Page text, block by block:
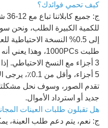
كيف تحمي فوائدك؟
ج:
للكمية الكبيرة الطلب، ونحن سوف
إلى 0.5% النسخة
طلبت 1000PCs، وهذا يعني أنه يمكنك الحصول على 100
3 أجزاء مع النسخ
5 أجزاء، وأقل من 0.1٪، يرجى الاتصال المبيعات و
تقدم الصور، وسوف نحل
جديد أو استرداد الأموال.
هل تقبلون طلبات العينات
ج: نعم، يتم دعم طلب العينة،